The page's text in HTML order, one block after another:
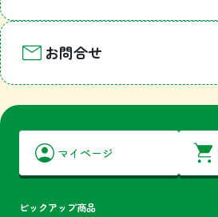
お問合せ
マイページ
ピックアップ商品